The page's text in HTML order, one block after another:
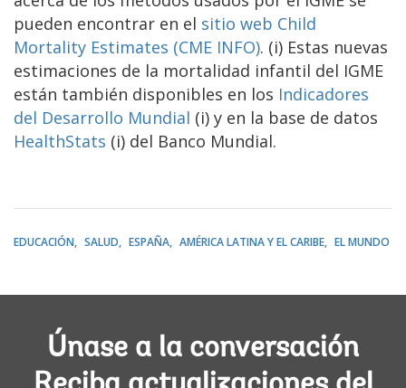
pueden encontrar en el sitio web Child
Mortality Estimates (CME INFO). (i) Estas nuevas
estimaciones de la mortalidad infantil del IGME
están también disponibles en los Indicadores
del Desarrollo Mundial (i) y en la base de datos
HealthStats (i) del Banco Mundial.
EDUCACIÓN SALUD ESPAÑA AMÉRICA LATINA Y EL CARIBE EL MUNDO
Únase a la conversación